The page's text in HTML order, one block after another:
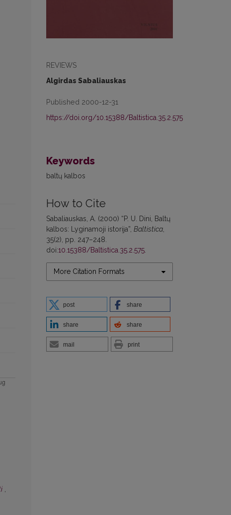
REVIEWS
Algirdas Sabaliauskas
Published 2000-12-31
https://doi.org/10.15388/Baltistica.35.2.575
Keywords
baltų kalbos
How to Cite
Sabaliauskas, A. (2000) “P. U. Dini, Baltų
kalbos: Lyginamoji istorija”, Baltistica,
35(2), pp. 247–248.
doi:10.15388/Baltistica.35.2.575.
More Citation Formats
post share
share share
mail print
,